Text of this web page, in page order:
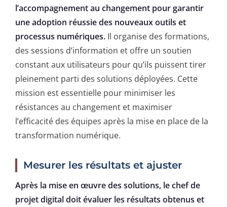
l’accompagnement au changement pour garantir
une adoption réussie des nouveaux outils et
processus numériques. Il organise des formations,
des sessions d’information et offre un soutien
constant aux utilisateurs pour qu’ils puissent tirer
pleinement parti des solutions déployées. Cette
mission est essentielle pour minimiser les
résistances au changement et maximiser
l’efficacité des équipes après la mise en place de la
transformation numérique.
Mesurer les résultats et ajuster
Après la mise en œuvre des solutions, le chef de
projet digital doit évaluer les résultats obtenus et